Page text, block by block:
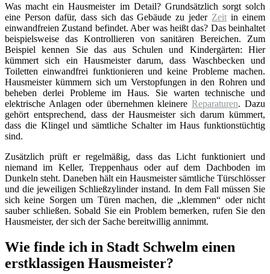
Was macht ein Hausmeister im Detail? Grundsätzlich sorgt solch
eine Person dafür, dass sich das Gebäude zu jeder Zeit in einem
einwandfreien Zustand befindet. Aber was heißt das? Das beinhaltet
beispielsweise das Kontrollieren von sanitären Bereichen. Zum
Beispiel kennen Sie das aus Schulen und Kindergärten: Hier
kümmert sich ein Hausmeister darum, dass Waschbecken und
Toiletten einwandfrei funktionieren und keine Probleme machen.
Hausmeister kümmern sich um Verstopfungen in den Rohren und
beheben derlei Probleme im Haus. Sie warten technische und
elektrische Anlagen oder übernehmen kleinereReparaturen. Dazu
gehört entsprechend, dass der Hausmeister sich darum kümmert,
dass die Klingel und sämtliche Schalter im Haus funktionstüchtig
sind.
Zusätzlich prüft er regelmäßig, dass das Licht funktioniert und
niemand im Keller, Treppenhaus oder auf dem Dachboden im
Dunkeln steht. Daneben hält ein Hausmeister sämtliche Türschlösser
und die jeweiligen Schließzylinder instand. In dem Fall müssen Sie
sich keine Sorgen um Türen machen, die „klemmen“ oder nicht
sauber schließen. Sobald Sie ein Problem bemerken, rufen Sie den
Hausmeister, der sich der Sache bereitwillig annimmt.
Wie finde ich in Stadt Schwelm einen
erstklassigen Hausmeister?